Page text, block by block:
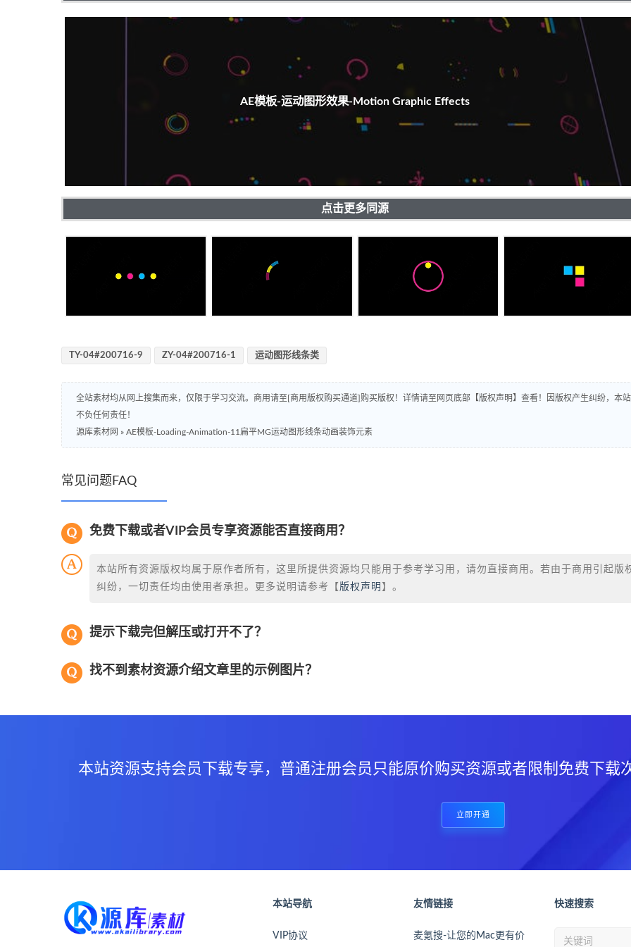
AE模板-运动图形效果-Motion Graphic Effects
点击更多同源
TY-04#200716-9 ZY-04#200716-1 运动图形线条类
全站素材均从网上搜集而来，仅限于学习交流。商用请至[商用版权购买通道]购买版权！详情请至网页底部【版权声明】查看！因版权产生纠纷，本站
不负任何责任！
源库素材网 » AE模板-Loading-Animation-11扁平MG运动图形线条动画装饰元素
常见问题FAQ
免费下载或者VIP会员专享资源能否直接商用？
本站所有资源版权均属于原作者所有，这里所提供资源均只能用于参考学习用，请勿直接商用。若由于商用引起版
纠纷，一切责任均由使用者承担。更多说明请参考【 版权声明 】。
提示下载完但解压或打开不了？
找不到素材资源介绍文章里的示例图片？
本站资源支持会员下载专享，普通注册会员只能原价购买资源或者限制免费下载
立即开通
本站导航
VIP协议
友情链接
麦氪搜-让您的Mac更有价
快速搜索